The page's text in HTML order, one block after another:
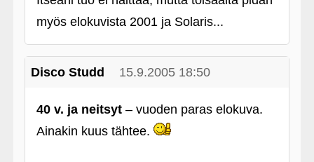
myös elokuvista 2001 ja Solaris...
Disco Studd 15.9.2005 18:50
40 v. ja neitsyt– vuoden paras elokuva.
Ainakin kuus tähtee.